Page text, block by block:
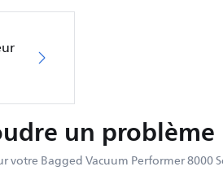
un problème
votre Bagged Vacuum Performer 8000